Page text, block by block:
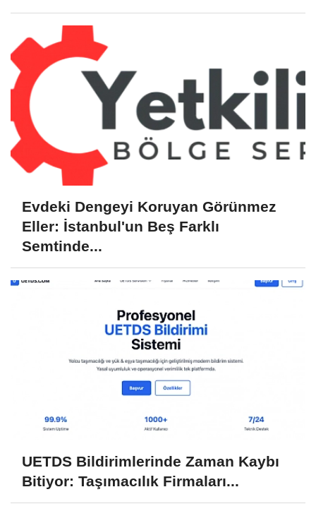
Evdeki Dengeyi Koruyan Görünmez
Eller: İstanbul'un Beş Farklı
Semtinde...
UETDS Bildirimlerinde Zaman Kaybı
Bitiyor: Taşımacılık Firmaları...